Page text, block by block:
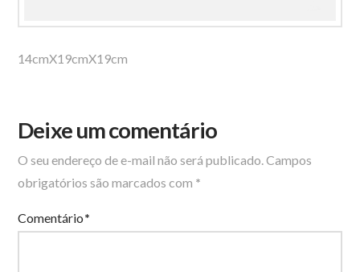
14cmX19cmX19cm
Deixe um comentário
O seu endereço de e-mail não será publicado. Campos
obrigatórios são marcados com *
Comentário*